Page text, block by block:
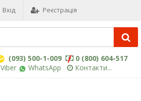
Вхід Реєстрація
(093) 500-1-009
0 (800) 604-517
Viber WhatsApp Контакти...